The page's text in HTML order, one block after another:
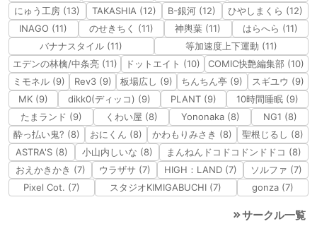
にゅう工房 (13)
TAKASHIA (12) B-銀河 (12)
ひやしまくら (12)
INAGO (11)
のせきちく (11) 神輿葉 (11)
はらへら (11)
バナナスタイル (11)
等加速度上下運動 (11)
エデンの林檎/中条亮 (11)
ドットエイト (10)
COMIC快艶編集部 (10)
ミモネル (9)
Rev3 (9) 板場広し (9) ちんちん亭 (9)
スギユウ (9)
MK (9)
dikk0(ディッコ) (9) PLANT (9)
10時間睡眠 (9)
たまランド (9)
くわい屋 (8) Yononaka (8)
NG1 (8)
酔っ払い鬼? (8)
おにくん (8) かわもりみさき (8)
聖根じるし (8)
ASTRA'S (8)
小山内しいな (8)
まんねんドコドコドンドドコ (8)
おえかきかき (7)
ウラザサ (7) HIGH：LAND (7)
ソルファ (7)
Pixel Cot. (7)
スタジオKIMIGABUCHI (7) gonza (7)
サークル一覧